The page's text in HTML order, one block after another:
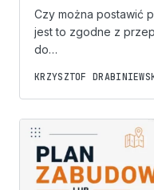
Czy można postawić
jest to zgodne z
do…
KRZYSZTOF